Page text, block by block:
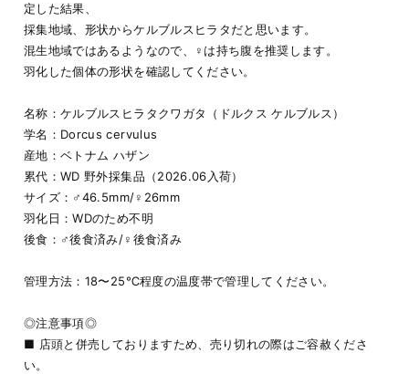
定した結果、
採集地域、形状からケルブルスヒラタだと思います。
混生地域ではあるようなので、♀は持ち腹を推奨します。
羽化した個体の形状を確認してください。
名称：ケルブルスヒラタクワガタ（ドルクス ケルブルス）
学名：Dorcus cervulus
産地：ベトナム ハザン
累代：WD 野外採集品（2026.06入荷）
サイズ：♂46.5mm/♀26mm
羽化日：WDのため不明
後食：♂後食済み/♀後食済み
管理方法：18〜25℃程度の温度帯で管理してください。
◎注意事項◎
■ 店頭と併売しておりますため、売り切れの際はご容赦くださ
い。